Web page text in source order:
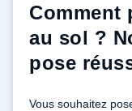
Comment
au sol ?
pose
Vous souhaitez